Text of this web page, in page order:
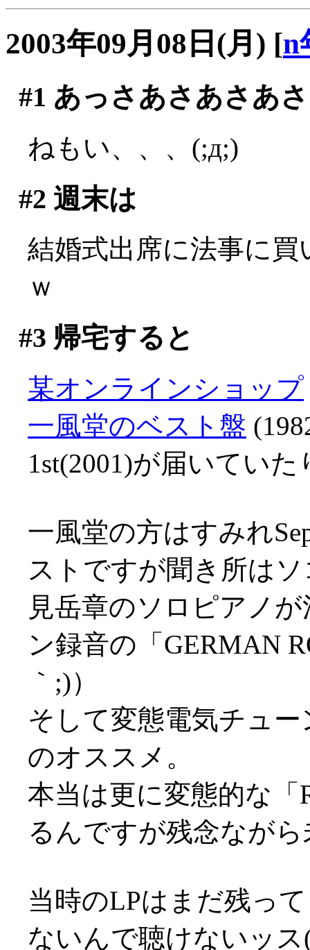
2003年09月08日(月) [n
#1 あっさあさあさあ
ねもい、、、(;д;)
#2 週末は
結婚式出席に法事に
ｗ
#3 帰宅すると
某オンラインショップ
一風堂のベスト盤
1st(2001)が届いていた
一風堂の方はすみれ
ストですが聞き所は
見岳章のソロピアノ
ン録音の「GERMAN
｀;)）
そして変態電気チュー
のオススメ。
本当は更に変態的な「
るんですが残念なが
当時のLPはまだ残っ
ないんで聴けないッス